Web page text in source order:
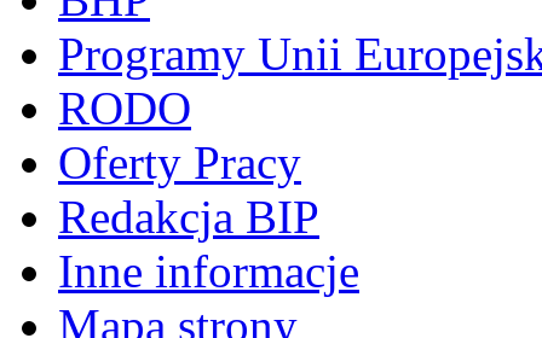
Programy Unii
RODO
Oferty Pracy
Redakcja BIP
Inne informacje
Mapa strony